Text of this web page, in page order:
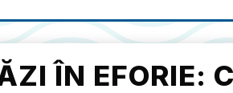
ÎN EFORIE: